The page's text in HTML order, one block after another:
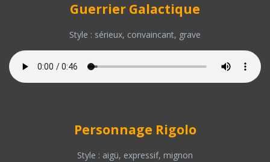
Guerrier Galactique
Style : sérieux, convaincant, grave
Personnage Rigolo
Style : aigü, expressif, mignon